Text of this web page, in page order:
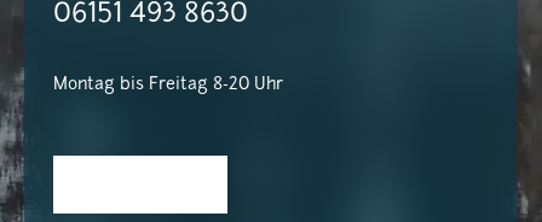
06151 493 8630
Montag bis Freitag 8-20 Uhr